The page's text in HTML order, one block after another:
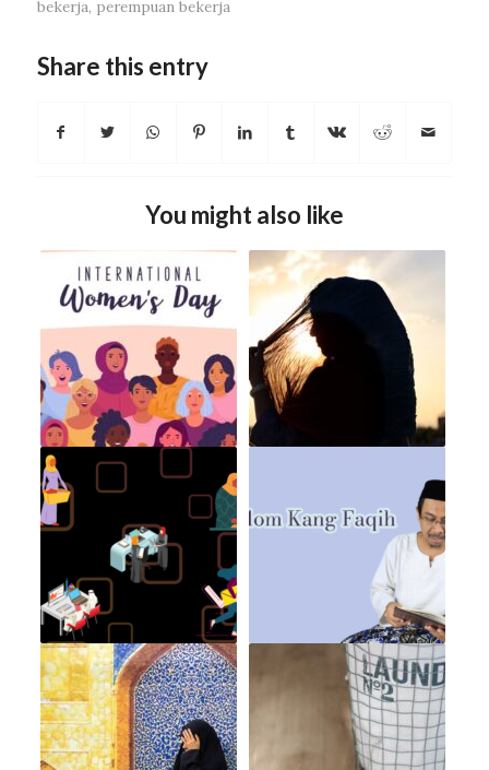
bekerja, perempuan bekerja
Share this entry
You might also like